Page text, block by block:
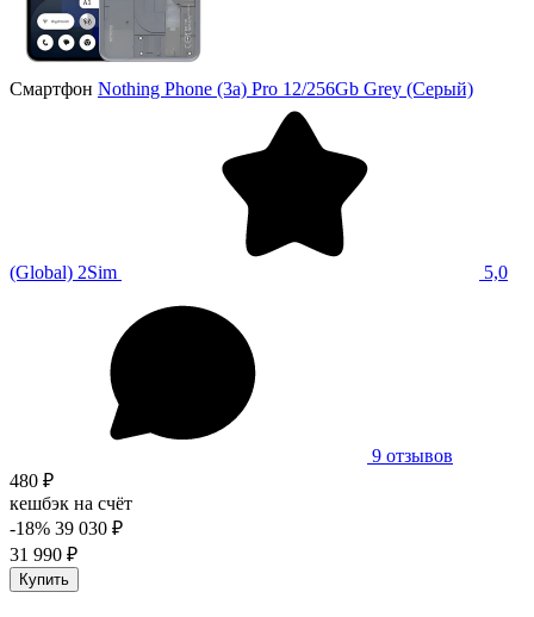
Смартфон Nothing Phone (3a) Pro 12/256Gb Grey (Серый)
(Global) 2Sim 5,0
9 отзывов
480 ₽
кешбэк на счёт
-18% 39 030 ₽
31 990 ₽
Купить